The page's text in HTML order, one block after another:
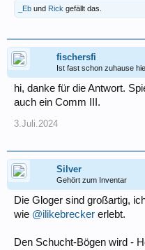
_Eb und Rick gefällt das.
fischersfi
Ist fast schon zuhause
hi, danke für die Antwort.
auch ein Comm III.
3.Juli.2024
Silver
Gehört zum Inventar
Die Gloger sind großartig,
wie @ilikebrecker erlebt.
Den Schucht-Bögen wird -